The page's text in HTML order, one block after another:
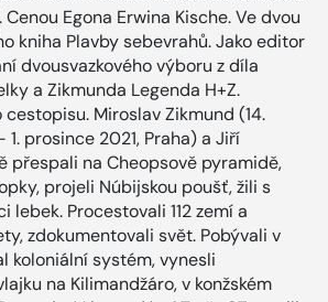
Egona Erwina Kische. Ve dvou
kniha Plavby sebevrahů. Jako editor
dvousvazkového výboru z díla
a Zikmunda Legenda H+Z.
cestopisu. Miroslav Zikmund (14.
1. prosince 2021, Praha) a Jiří
přespali na Cheopsově pyramidě,
projeli Núbijskou poušť, žili s
lebek. Procestovali 112 zemí a
zdokumentovali svět. Pobývali v
koloniální systém, vynesli
na Kilimandžáro, v konžském